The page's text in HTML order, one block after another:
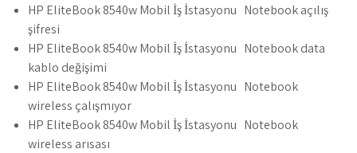
HP EliteBook 8540w Mobil İş İstasyonu Notebook açılış
şifresi
HP EliteBook 8540w Mobil İş İstasyonu Notebook data
kablo değişimi
HP EliteBook 8540w Mobil İş İstasyonu Notebook
wireless çalışmıyor
HP EliteBook 8540w Mobil İş İstasyonu Notebook
wireless arısası